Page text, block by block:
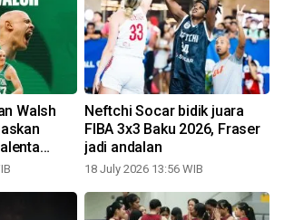
Walsh
Neftchi Socar bidik juara
FIBA 3x3 Baku 2026, Fraser
jadi andalan
18 July 2026 13:56 WIB